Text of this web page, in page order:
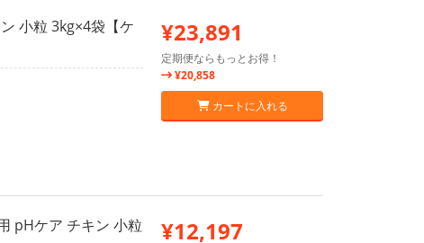
小粒 3kg×4袋【ケ
¥23,891
定期便ならもっとお得！
¥20,858
カートに入れる
pHケア チキン 小粒
¥12,197